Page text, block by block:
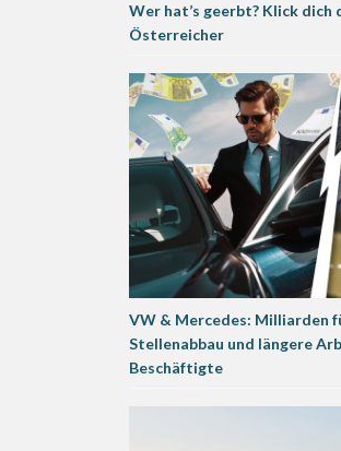
Wer hat’s geerbt? Klick dich
Österreicher
VW & Mercedes: Milliarden
Stellenabbau und längere
Beschäftigte